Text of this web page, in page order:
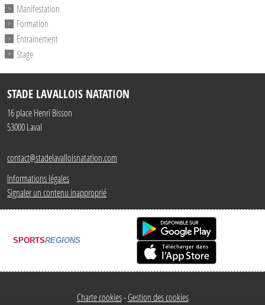
Manifestation
Formation
Entrainement
Stage
STADE LAVALLOIS NATATION
16 place Henri Bisson
53000Laval
contact@stadelavalloisnatation.com
Informations légales
Signaler un contenu inapproprié
SPORTSREGIONS
Charte cookies Gestion des cookies